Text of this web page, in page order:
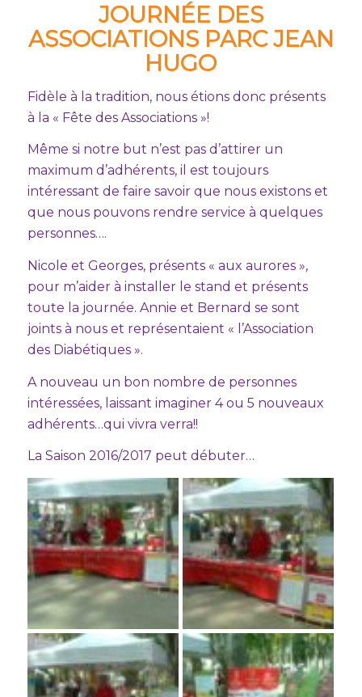
JOURNÉE DES
ASSOCIATIONS PARC JEAN
HUGO
Fidèle à la tradition, nous étions donc présents
à la « Fête des Associations »!
Même si notre but n’est pas d’attirer un
maximum d’adhérents, il est toujours
intéressant de faire savoir que nous existons et
que nous pouvons rendre service à quelques
personnes….
Nicole et Georges, présents « aux aurores »,
pour m’aider à installer le stand et présents
toute la journée. Annie et Bernard se sont
joints à nous et représentaient « l’Association
des Diabétiques ».
A nouveau un bon nombre de personnes
intéressées, laissant imaginer 4 ou 5 nouveaux
adhérents…qui vivra verra!!
La Saison 2016/2017 peut débuter…